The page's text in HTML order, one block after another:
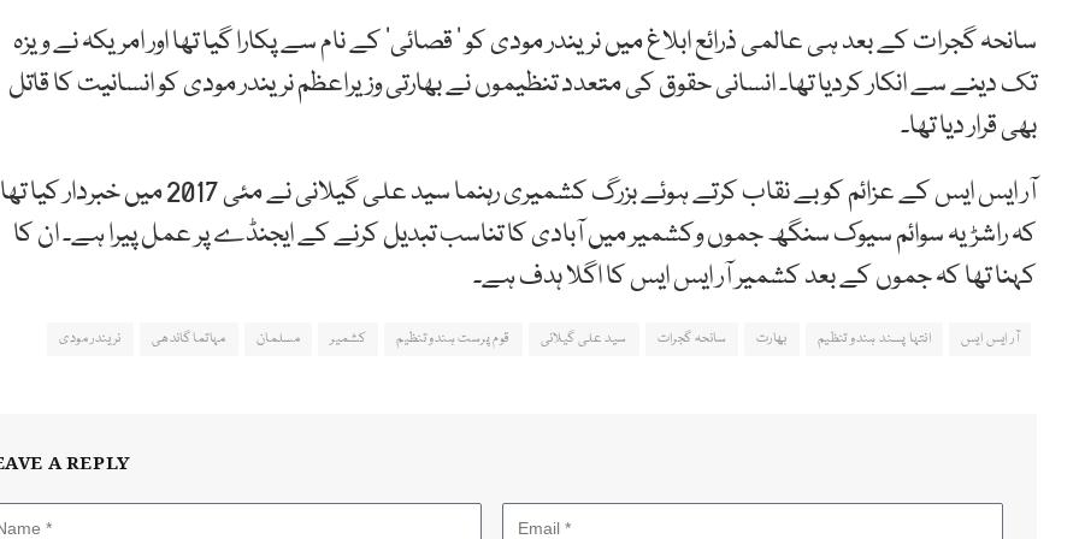
سانحہ گجرات کے بعد ہی عالمی ذرائع ابلاغ میں نریندر مودی کو ’ قصائی‘ کے نام سے پکارا گیا تھا اور امریکہ نے ویزہ
تک دینے سے انکار کردیا تھا۔ انسانی حقوق کی متعدد تنظیموں نے بھارتی وزیراعظم نریندر مودی کو انسانیت کا قاتل
بھی قرار دیا تھا۔
آر ایس ایس کے عزائم کو بے نقاب کرتے ہوئے بزرگ کشمیری رہنما سید علی گیلانی نے مئی 2017 میں خبردار کیا تھا
کہ راشڑیہ سوائم سیوک سنگھ جموں وکشمیر میں آبادی کا تناسب تبدیل کرنے کے ایجنڈے پر عمل پیرا ہے۔ ان کا
کہنا تھا کہ جموں کے بعد کشمیر آر ایس ایس کا اگلا ہدف ہے۔
آر ایس ایس انتہا پسند ہندو تنظیم بھارت سانحہ گجرات سید علی گیلانی قوم پرست ہندو تنظیم کشمیر مسلمان مہاتما گاندھی نریندر مودی
A REPLY